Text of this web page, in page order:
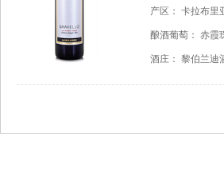
产区： 卡拉布里
酿酒葡萄： 赤霞
酒庄： 黎伯兰迪